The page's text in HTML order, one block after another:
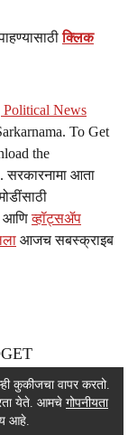
क्लिक
Political News
To Get
the
. सरकारनामा आता
आणिव्हॉट्सॲप
आजच सबस्क्राइब
कुकीजचा वापर करतो.
येते. आमचे गोपनीयता
आहे.